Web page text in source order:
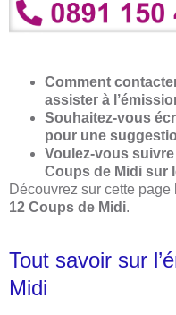
Comment
assister à
Souhaitez-vous
pour une
Voulez-vous
Coups de Midi sur
Découvrez sur cette
12 Coups de Midi.
Tout savoir sur
Midi